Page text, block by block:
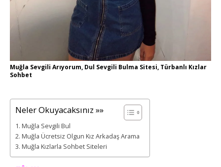
Muğla Sevgili Arıyorum, Dul Sevgili Bulma Sitesi, Türbanlı Kızlar
Sohbet
Neler Okuyacaksınız »»
Muğla Sevgili Bul
Muğla Ücretsiz Olgun Kız Arkadaş Arama
Muğla Kızlarla Sohbet Siteleri